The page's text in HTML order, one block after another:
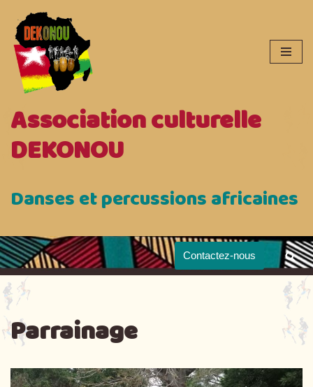
Aller
au
contenu
Association culturelle
DEKONOU
Danses et percussions africaines
Contactez-nous
Parrainage